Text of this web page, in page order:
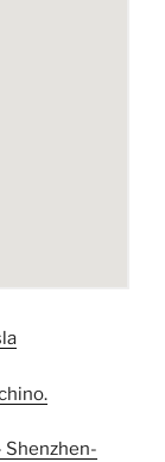
.
Shenzhen-